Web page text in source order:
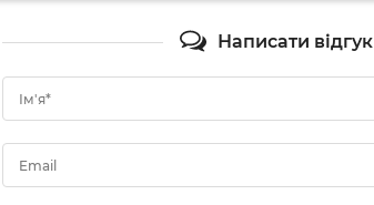
Написати відгук
Ім'я*
Email